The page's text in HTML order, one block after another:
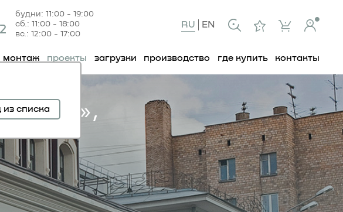
будни: 11:00 - 19:00
сб.: 11:00 - 18:00
вс.: 12:00 - 17:00
RU EN
монтаж проекты загрузки производство где купить контакты
из списка